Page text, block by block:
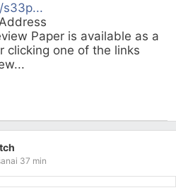
s33p...
Paper is available as a
clicking one of the links
37 min